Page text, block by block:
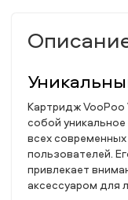
Картридж VooPoo
собой
всех
пользователей.
привлекает
аксессуаром для